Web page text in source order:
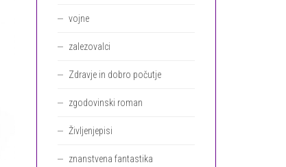
vojne
zalezovalci
Zdravje in dobro počutje
zgodovinski roman
Življenjepisi
znanstvena fantastika